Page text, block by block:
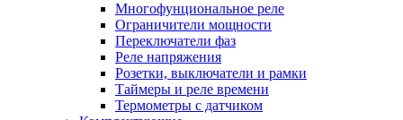
Многофунциональное реле
Ограничители мощности
Переключатели фаз
Реле напряжения
Розетки, выключатели и рамки
Таймеры и реле времени
Термометры c датчиком